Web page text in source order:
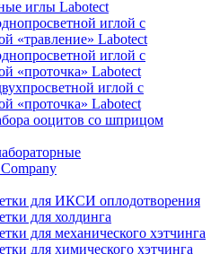
иглы Labotect
иглой с
«травление» Labotect
иглой с
«проточка» Labotect
иглой с
«проточка» Labotect
ооцитов со шприцом
для ИКСИ оплодотворения
для холдинга
для механического хэтчинга
для химического хэтчинга